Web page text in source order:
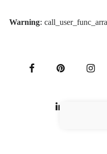
Warning: